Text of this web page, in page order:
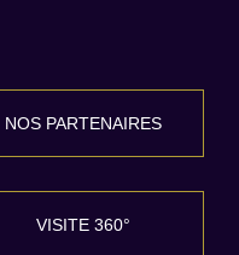
NOS PARTENAIRES
VISITE 360°